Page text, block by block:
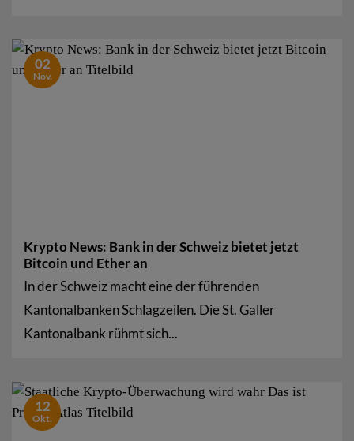
Krypto News: Bank in der Schweiz bietet jetzt
Bitcoin und Ether an
In der Schweiz macht eine der führenden
Kantonalbanken Schlagzeilen. Die St. Galler
Kantonalbank rühmt sich...
02
Nov.
12
Okt.